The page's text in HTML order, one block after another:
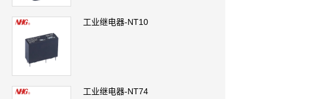
工业继电器-NT10
工业继电器-NT74